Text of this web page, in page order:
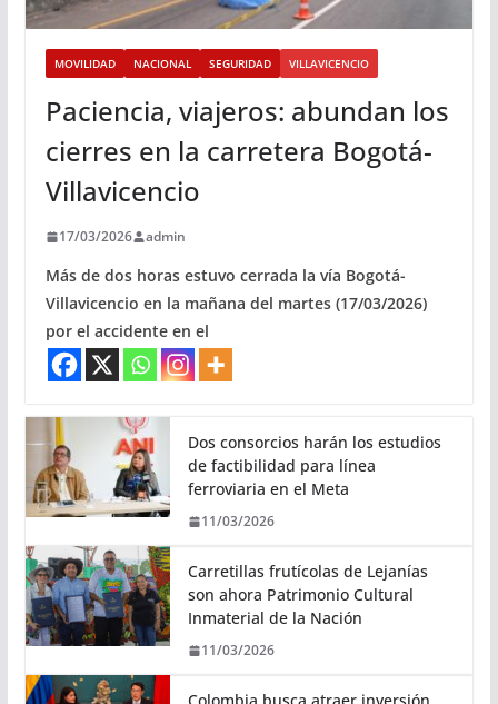
MOVILIDAD NACIONAL SEGURIDAD VILLAVICENCIO
Paciencia, viajeros: abundan los
cierres en la carretera Bogotá-
Villavicencio
17/03/2026 admin
Más de dos horas estuvo cerrada la vía Bogotá-
Villavicencio en la mañana del martes (17/03/2026)
por el accidente en el
Dos consorcios harán los estudios
de factibilidad para línea
ferroviaria en el Meta
11/03/2026
Carretillas frutícolas de Lejanías
son ahora Patrimonio Cultural
Inmaterial de la Nación
11/03/2026